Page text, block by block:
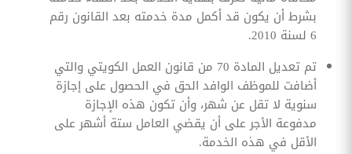
بشرط أن يكون قد أكمل مدة خدمته بعد القانون رقم
6 لسنة 2010.
تم تعديل المادة 70 من قانون العمل الكويتي والتي
أضافت للموظف الوافد الحق في الحصول على إجازة
سنوية لا تقل عن شهر، وأن تكون هذه الإجازة
مدفوعة الأجر على أن يقضي العامل ستة أشهر على
الأقل في هذه الخدمة.